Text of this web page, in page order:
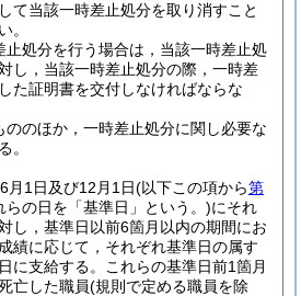
て当該一時差止処分を取り消すこと
。
止処分を行う場合は，当該一時差止処
し，当該一時差止処分の際，一時差
た証明書を交付しなければならな
ののほか，一時差止処分に関し必要な
。
月1日及び12月1日(以下この項から第
らの日を「基準日」という。)にそれ
し，基準日以前6箇月以内の期間にお
績に応じて，それぞれ基準日の属す
に支給する。
これらの基準日前1箇月
亡した職員(規則で定める職員を除